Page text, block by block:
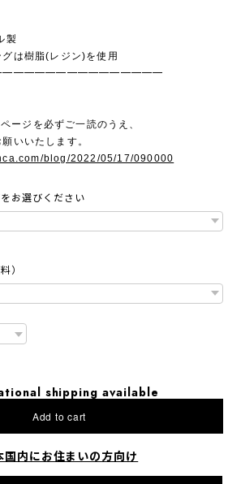
製
は樹脂(レジン)を使用
ージを必ずご一読のうえ、
いいたします。
blog/2022/05/17/090000
お選びください
）
shipping available
Add to cart
国内にお住まいの方向け